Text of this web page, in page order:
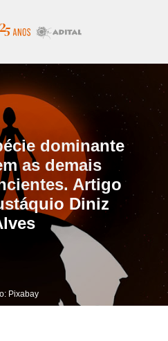
dominante
as demais
Artigo
Diniz
Pixabay